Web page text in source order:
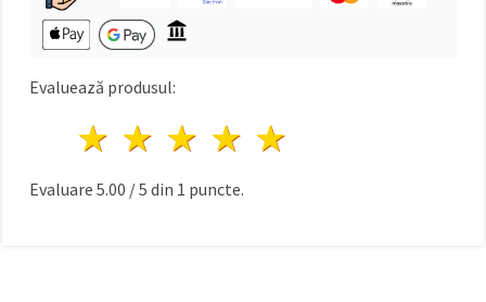
Evaluează produsul:
4 stele
3 stele
2 stele
1 stea
Evaluare 5.00 /5 din 1 puncte.